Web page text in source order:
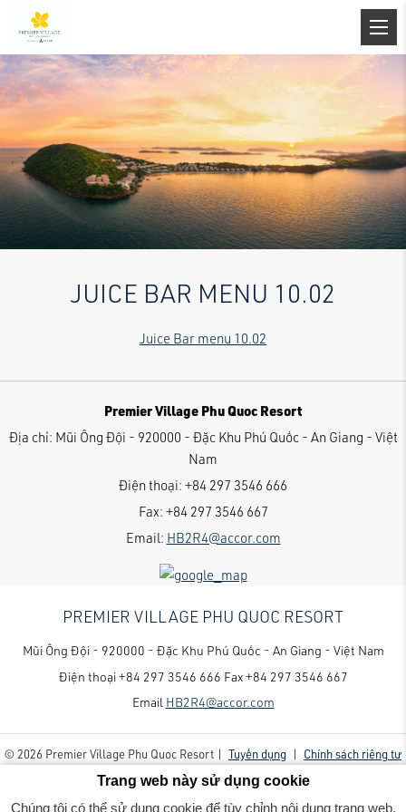
Trang web này sử dụng cookie
Chúng tôi có thể sử dụng cookie để tùy chỉnh nội dung trang web,
JUICE BAR MENU 10.02
Juice Bar menu 10.02
Premier Village Phu Quoc Resort
Địa chỉ: Mũi Ông Đội - 920000 - Đặc Khu Phú Quốc - An Giang - Việt
Nam
Điện thoại: +84 297 3546 666
Fax: +84 297 3546 667
Email: HB2R4@accor.com
PREMIER VILLAGE PHU QUOC RESORT
Mũi Ông Đội - 920000 - Đặc Khu Phú Quốc - An Giang - Việt Nam
Điện thoại+84 297 3546 666 Fax+84 297 3546 667
Email HB2R4@accor.com
© 2026 Premier Village Phu Quoc Resort | Tuyển dụng | Chính sách riêng tư